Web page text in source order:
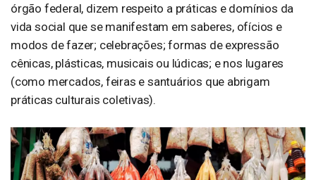
órgão federal, dizem respeito a práticas e domínios da
vida social que se manifestam em saberes, ofícios e
modos de fazer; celebrações; formas de expressão
cênicas, plásticas, musicais ou lúdicas; e nos lugares
(como mercados, feiras e santuários que abrigam
práticas culturais coletivas).